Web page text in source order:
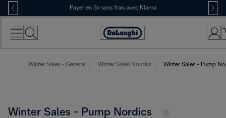
Skip
to
Content
Payer en 3x sans frais avec Klarna
Déclaration
Winter Sales - General Winter Sales Nordics Winter Sales - Pump
Winter Sales - Pump Nordics